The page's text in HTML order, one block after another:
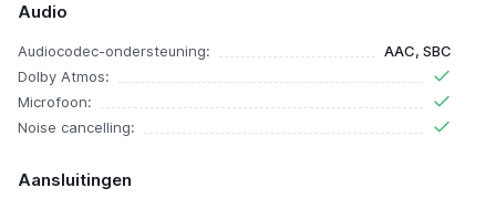
Audio
Audiocodec-ondersteuning:
AAC, SBC
Dolby Atmos:
Microfoon:
Noise cancelling:
Aansluitingen